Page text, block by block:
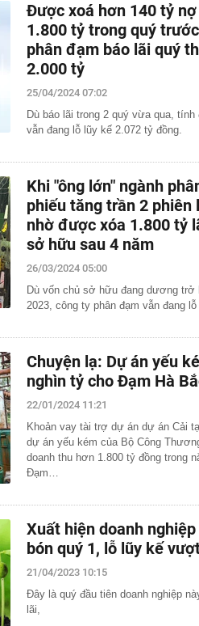
Được xoá hơn 140 tỷ
1.800 tỷ trong quý
phân đạm báo lãi quý
2.000 tỷ
25/04/2024 07:02
Dù báo lãi trong 2 quý vừa qua,
vẫn đang lỗ lũy kế 2.072 tỷ đồng.
Khi "ông lớn" ngành
phiếu tăng trần 2 phiên
nhờ được xóa 1.800 tỷ
sở hữu sau 4 năm
26/03/2024 05:00
Dù vốn chủ sở hữu đang dương trở
2023, công ty phân đạm vẫn đang
Chuyện lạ: Dự án yếu
nghìn tỷ cho Đạm Hà
22/01/2024 11:21
Khoản vay tài trợ dự án dự án Cải
dự án yếu kém của Bộ Công
doanh thu hơn 1.800 tỷ đồng trong
Đạm…
Xuất hiện doanh
bón quý 1, lỗ lũy kế
21/04/2023 10:15
Đây là quý đầu tiên doanh nghiệp
lãi,